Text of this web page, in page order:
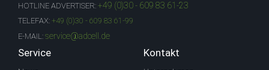
HOTLINE ADVERTISER: +49 (0)30 - 609 83 61-23
TELEFAX: +49 (0)30 - 609 83 61-99
E-MAIL: service@adcell.de
Service Kontakt